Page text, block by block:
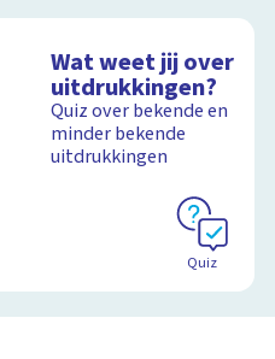
Wat weet jij over
uitdrukkingen?
Quiz over bekende en
minder bekende
uitdrukkingen
Quiz